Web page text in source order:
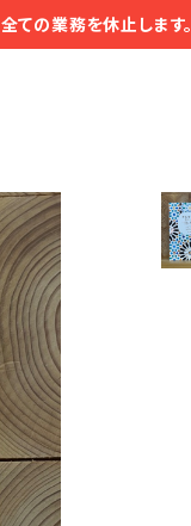
の業務を休止します。